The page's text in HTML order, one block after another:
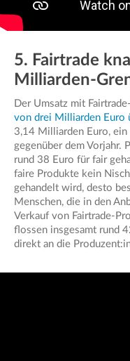
5. Fairtrade
Milliarden-
Der Umsatz mit
von drei Milliarden Euro
3,14 Milliarden Euro, ein
gegenüber dem Vorjahr.
rund 38 Euro für fair
faire Produkte kein
gehandelt wird, desto
Menschen, die in den
Verkauf von Fairtrade-
flossen insgesamt rund
direkt an die